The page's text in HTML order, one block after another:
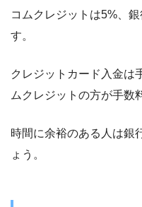
コムクレジットは5%、
す。
クレジットカード入金は
ムクレジットの方が手数
時間に余裕のある人は銀
ょう。